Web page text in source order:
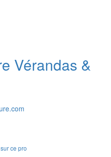
Vérandas &
ce pro